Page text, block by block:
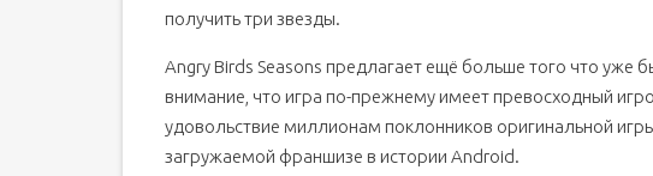
получить три звезды.
Angry Birds Seasons предлагает ещё больше того что уже
внимание, что игра по-прежнему имеет превосходный
удовольствие миллионам поклонников оригинальной
загружаемой франшизе в истории Android.